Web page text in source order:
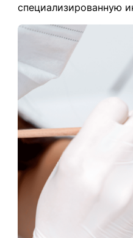
специализированную